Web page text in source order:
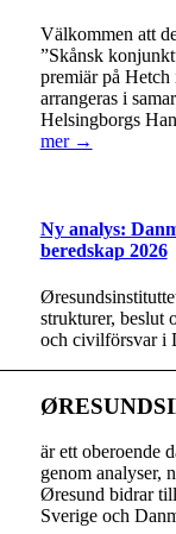
Välkommen att
”Skånsk
premiär på
arrangeras i
Helsingborgs
mer →
Ny analys:
beredskap 2026
strukturer, beslut
och civilförsvar i
är ett oberoende
genom analyser,
Øresund bidrar
Sverige och